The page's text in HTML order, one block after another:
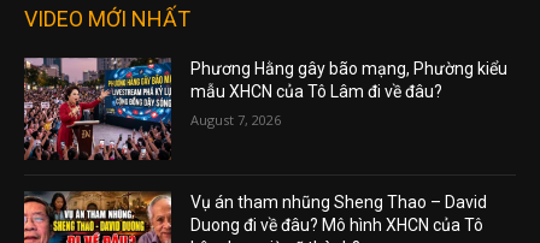
VIDEO MỚI NHẤT
Phương Hằng gây bão mạng, Phường kiểu
mẫu XHCN của Tô Lâm đi về đâu?
August 7, 2026
Vụ án tham nhũng Sheng Thao – David
Duong đi về đâu? Mô hình XHCN của Tô